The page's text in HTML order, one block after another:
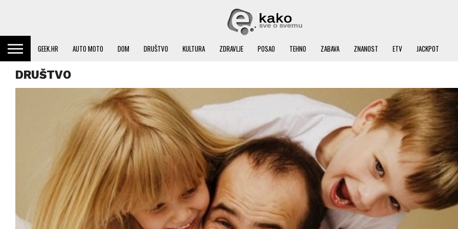
GEEK.HR AUTO MOTO DOM DRUŠTVO KULTURA ZDRAVLJE POSAO TEHNO ZABAVA ZNANOST ETV JACKPOT
DRUŠTVO